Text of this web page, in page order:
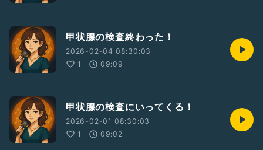
甲状腺の検査終わった！
2026-02-04 08:30:03
1
09:09
甲状腺の検査にいってくる！
2026-02-01 08:30:03
1
09:02